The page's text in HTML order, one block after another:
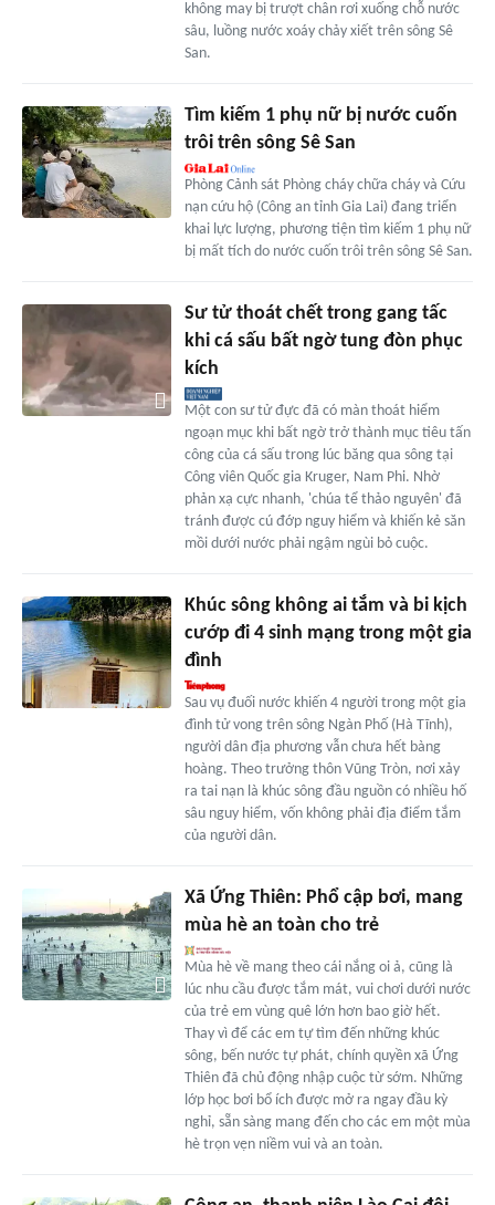
không may bị trượt chân rơi xuống chỗ nước
sâu, luồng nước xoáy chảy xiết trên sông Sê
San.
Tìm kiếm 1 phụ nữ bị nước cuốn
trôi trên sông Sê San
Phòng Cảnh sát Phòng cháy chữa cháy và Cứu
nạn cứu hộ (Công an tỉnh Gia Lai) đang triển
khai lực lượng, phương tiện tìm kiếm 1 phụ nữ
bị mất tích do nước cuốn trôi trên sông Sê San.
Sư tử thoát chết trong gang tấc
khi cá sấu bất ngờ tung đòn phục
kích
Một con sư tử đực đã có màn thoát hiểm
ngoạn mục khi bất ngờ trở thành mục tiêu tấn
công của cá sấu trong lúc băng qua sông tại
Công viên Quốc gia Kruger, Nam Phi. Nhờ
phản xạ cực nhanh, 'chúa tể thảo nguyên' đã
tránh được cú đớp nguy hiểm và khiến kẻ săn
mồi dưới nước phải ngậm ngùi bỏ cuộc.
Khúc sông không ai tắm và bi kịch
cướp đi 4 sinh mạng trong một gia
đình
Sau vụ đuối nước khiến 4 người trong một gia
đình tử vong trên sông Ngàn Phố (Hà Tĩnh),
người dân địa phương vẫn chưa hết bàng
hoàng. Theo trưởng thôn Vũng Tròn, nơi xảy
ra tai nạn là khúc sông đầu nguồn có nhiều hố
sâu nguy hiểm, vốn không phải địa điểm tắm
của người dân.
Xã Ứng Thiên: Phổ cập bơi, mang
mùa hè an toàn cho trẻ
Mùa hè về mang theo cái nắng oi ả, cũng là
lúc nhu cầu được tắm mát, vui chơi dưới nước
của trẻ em vùng quê lớn hơn bao giờ hết.
Thay vì để các em tự tìm đến những khúc
sông, bến nước tự phát, chính quyền xã Ứng
Thiên đã chủ động nhập cuộc từ sớm. Những
lớp học bơi bổ ích được mở ra ngay đầu kỳ
nghỉ, sẵn sàng mang đến cho các em một mùa
hè trọn vẹn niềm vui và an toàn.